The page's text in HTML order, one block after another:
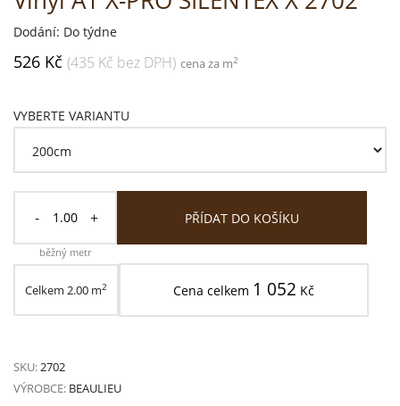
Dodání: Do týdne
526 Kč (435 Kč bez DPH) cena za m2
VYBERTE VARIANTU
- +
běžný metr
PŘÍDAT DO KOŠÍKU
Celkem 2.00 m2 Cena celkem 1 052 Kč
SKU: 2702
VÝROBCE: BEAULIEU